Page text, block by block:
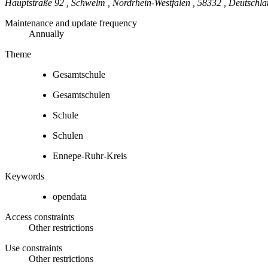
Hauptstraße 92 Schwelm Nordrhein-Westfalen 58332
Maintenance and update frequency
Annually
Theme
Gesamtschule
Gesamtschulen
Schule
Schulen
Ennepe-Ruhr-Kreis
Keywords
opendata
Access constraints
Other restrictions
Use constraints
Other restrictions